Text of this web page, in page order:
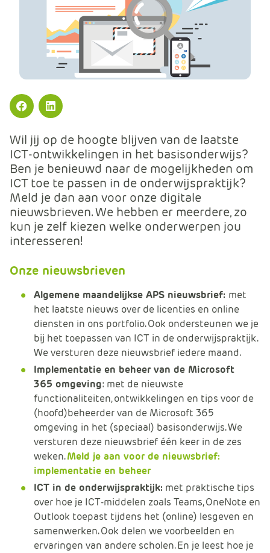
c
r
t
.
a
l
FacebookLinkedIn
Wil jij op de hoogte blijven van de laatste
ICT-ontwikkelingen in het basisonderwijs?
Ben je benieuwd naar de mogelijkheden om
ICT toe te passen in de onderwijspraktijk?
Meld je dan aan voor onze digitale
nieuwsbrieven. We hebben er meerdere, zo
kun je zelf kiezen welke onderwerpen jou
interesseren!
Onze nieuwsbrieven
Algemene maandelijkse APS nieuwsbrief: met
het laatste nieuws over de licenties en online
diensten in ons portfolio. Ook ondersteunen we je
bij het toepassen van ICT in de onderwijspraktijk.
We versturen deze nieuwsbrief iedere maand.
Implementatie en beheer van de Microsoft
365 omgeving: met de nieuwste
functionaliteiten, ontwikkelingen en tips voor de
(hoofd)beheerder van de Microsoft 365
omgeving in het (speciaal) basisonderwijs. We
versturen deze nieuwsbrief één keer in de zes
weken. Meld je aan voor de nieuwsbrief:
implementatie en beheer
ICT in de onderwijspraktijk: met praktische tips
over hoe je ICT-middelen zoals Teams, OneNote en
Outlook toepast tijdens het (online) lesgeven en
samenwerken. Ook delen we voorbeelden en
ervaringen van andere scholen. En je leest hoe je